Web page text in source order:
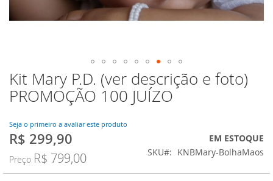
Kit Mary P.D. (ver descrição e foto)
PROMOÇÃO 100 JUÍZO
Seja o primeiro a avaliar este produto
Preço
R$ 299,90
Preço R$ 799,00
EM ESTOQUE
SKU
KNBMary-BolhaMaos
Saltar
para
o
da
Galeria
imagens